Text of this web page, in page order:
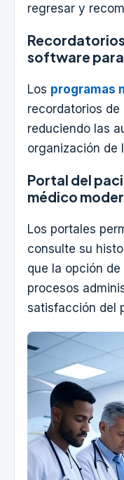
regresar y
software
Los programas
recordatorios de
reduciendo las
organización de
Portal del
médico
Los portales
consulte su
que la opción
procesos
satisfacción del